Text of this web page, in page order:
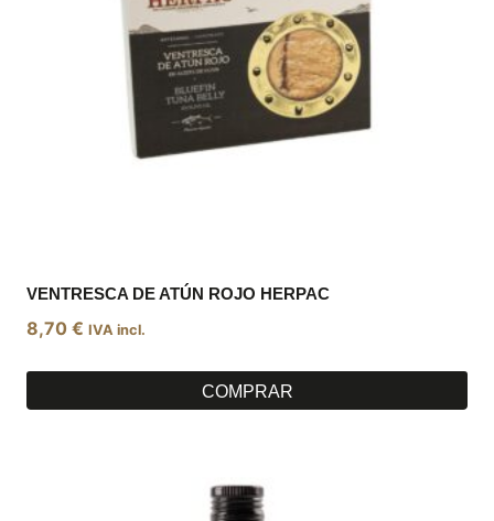
VENTRESCA DE ATÚN ROJO HERPAC
8,70 € IVA incl.
COMPRAR